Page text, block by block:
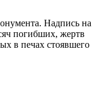
Надпись на
погибших, жертв
в печах стоявшего